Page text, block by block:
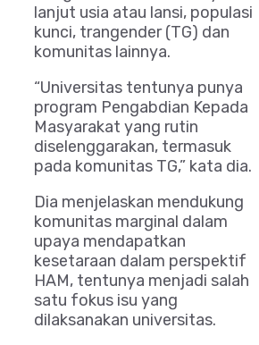
lanjut usia atau lansi, populasi
kunci, trangender (TG) dan
komunitas lainnya.
“Universitas tentunya punya
program Pengabdian Kepada
Masyarakat yang rutin
diselenggarakan, termasuk
pada komunitas TG,” kata dia.
Dia menjelaskan mendukung
komunitas marginal dalam
upaya mendapatkan
kesetaraan dalam perspektif
HAM, tentunya menjadi salah
satu fokus isu yang
dilaksanakan universitas.